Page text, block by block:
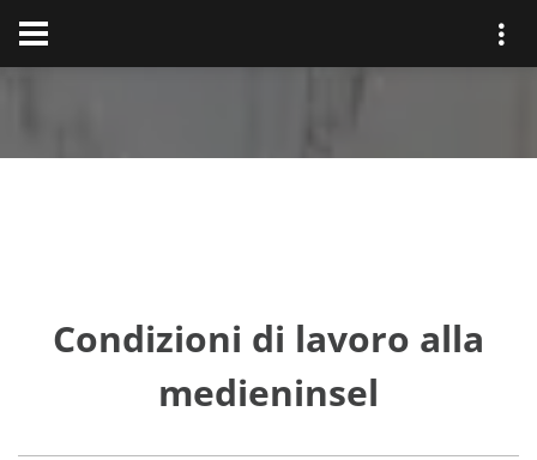
Condizioni di lavoro alla
medieninsel